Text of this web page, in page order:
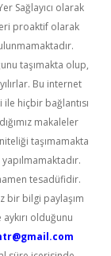
Sağlayıcı olarak
proaktif olarak
taşımakta olup,
Bu internet
hiçbir bağlantısı
makaleler
taşımamakta
tesadüfidir.
bir bilgi paylaşım
olduğunu